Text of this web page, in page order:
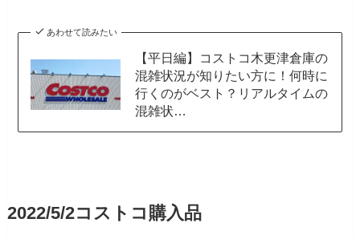
あわせて読みたい
【平日編】コストコ木更津倉庫の
混雑状況が知りたい方に！何時に
行くのがベスト？リアルタイムの
混雑状…
2022/5/2コストコ購入品